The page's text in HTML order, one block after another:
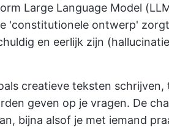
Large Language Model
'constitutionele ontwerp'
en eerlijk zijn
creatieve teksten schrijven,
geven op je vragen. De
bijna alsof je met iemand